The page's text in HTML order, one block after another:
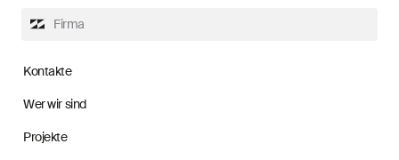
Firma
Kontakte
Wer wir sind
Projekte